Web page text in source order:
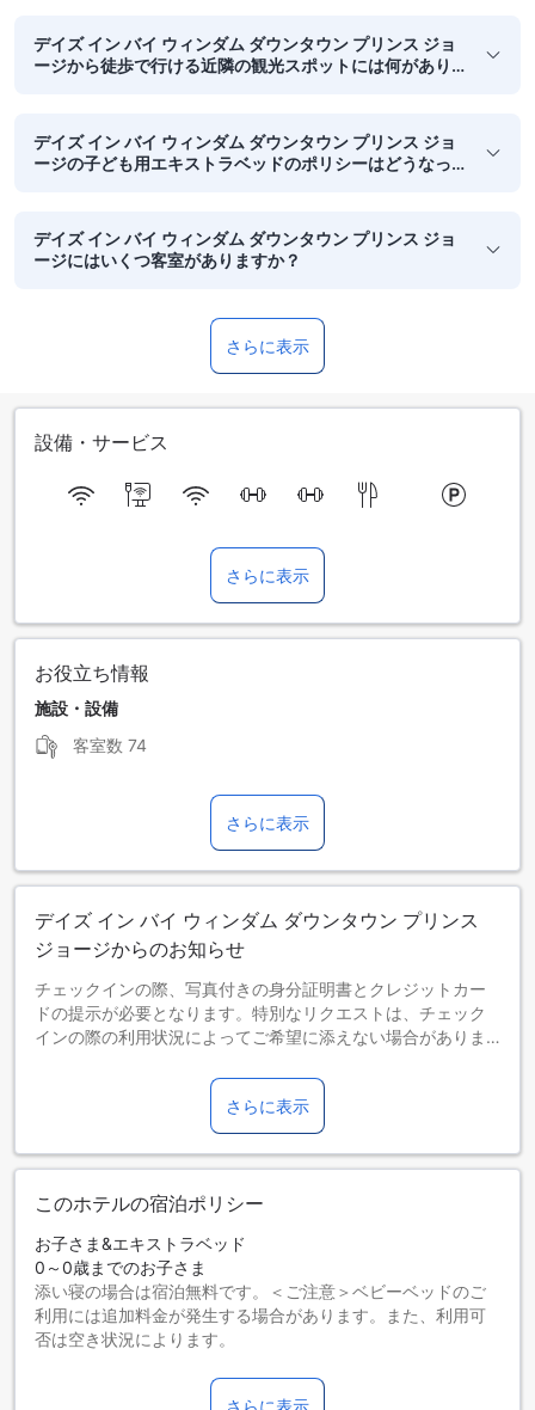
デイズ イン バイ ウィンダム ダウンタウン プリンス ジョ
ージから徒歩で行ける近隣の観光スポットには何があり
デイズ イン バイ ウィンダム ダウンタウン プリンス ジョ
ージの子ども用エキストラベッドのポリシーはどうなっ
デイズ イン バイ ウィンダム ダウンタウン プリンス ジョ
ージにはいくつ客室がありますか？
さらに表示
設備・サービス
さらに表示
お役立ち情報
施設・設備
客室数 74
さらに表示
デイズ イン バイ ウィンダム ダウンタウン プリンス
ジョージからのお知らせ
チェックインの際、写真付きの身分証明書とクレジットカー
ドの提示が必要となります。特別なリクエストは、チェック
インの際の利用状況によってご希望に添えない場合がありま
追加料金が必要となる場合があります。予めご了承くださ
さらに表示
このホテルの宿泊ポリシー
お子さま&エキストラベッド
0～0歳までのお子さま
添い寝の場合は宿泊無料です。＜ご注意＞ベビーベッドのご
利用には追加料金が発生する場合があります。また、利用可
否は空き状況によります。
添い寝の場合は宿泊無料です。